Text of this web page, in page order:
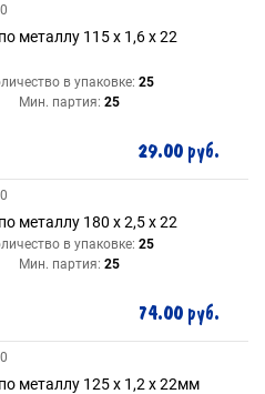
металлу 115 х 1,6 х 22
в упаковке: 25
Мин. партия: 25
29.00 руб.
металлу 180 х 2,5 х 22
в упаковке: 25
Мин. партия: 25
74.00 руб.
металлу 125 х 1,2 х 22мм